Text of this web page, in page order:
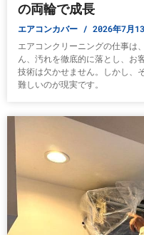
の両輪で成長
エアコンカバー 2026年7月
エアコンクリーニングの仕事は
ん、汚れを徹底的に落とし、お
技術は欠かせません。しかし、
難しいのが現実です。